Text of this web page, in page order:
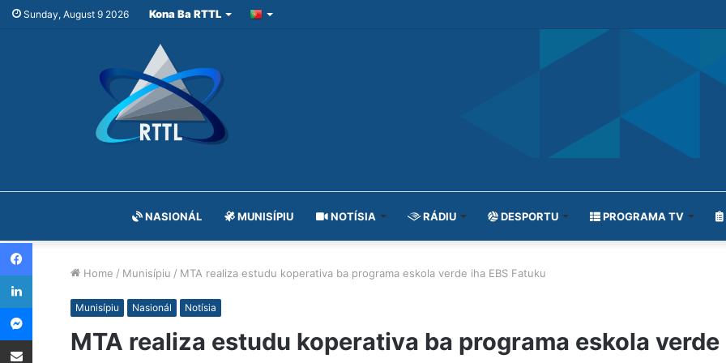
Sunday, August 9 2026 Kona Ba RTTL
NASIONÁL MUNISÍPIU NOTÍSIA RÁDIU DESPORTU PROGRAMA TV
Home / Munisípiu / MTA realiza estudu koperativa ba programa eskola verde iha EBS Fatuku
Munisípiu Nasionál Notísia
MTA realiza estudu koperativa ba programa eskola verde
Facebook
LinkedIn
Messenger